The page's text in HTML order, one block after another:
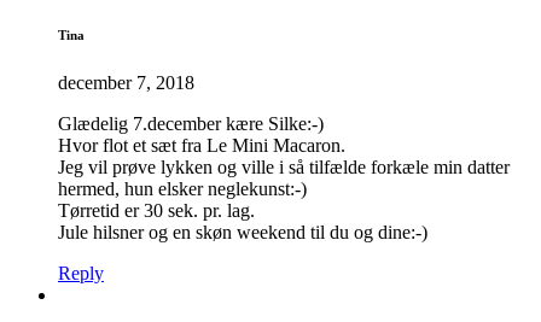
Tina
december 7, 2018
Glædelig 7.december kære Silke:-)
Hvor flot et sæt fra Le Mini Macaron.
Jeg vil prøve lykken og ville i så tilfælde forkæle min datter
hermed, hun elsker neglekunst:-)
Tørretid er 30 sek. pr. lag.
Jule hilsner og en skøn weekend til du og dine:-)
Reply